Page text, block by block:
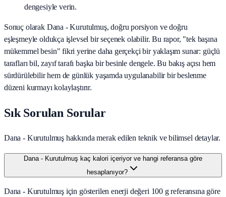
dengesiyle verin.
Sonuç olarak Dana - Kurutulmuş, doğru porsiyon ve doğru
eşleşmeyle oldukça işlevsel bir seçenek olabilir. Bu rapor, "tek başına
mükemmel besin" fikri yerine daha gerçekçi bir yaklaşım sunar: güçlü
tarafları bil, zayıf tarafı başka bir besinle dengele. Bu bakış açısı hem
sürdürülebilir hem de günlük yaşamda uygulanabilir bir beslenme
düzeni kurmayı kolaylaştırır.
Sık Sorulan Sorular
Dana - Kurutulmuş hakkında merak edilen teknik ve bilimsel detaylar.
Dana - Kurutulmuş kaç kalori içeriyor ve hangi referansa göre
hesaplanıyor?
Dana - Kurutulmuş için gösterilen enerji değeri 100 g referansına göre